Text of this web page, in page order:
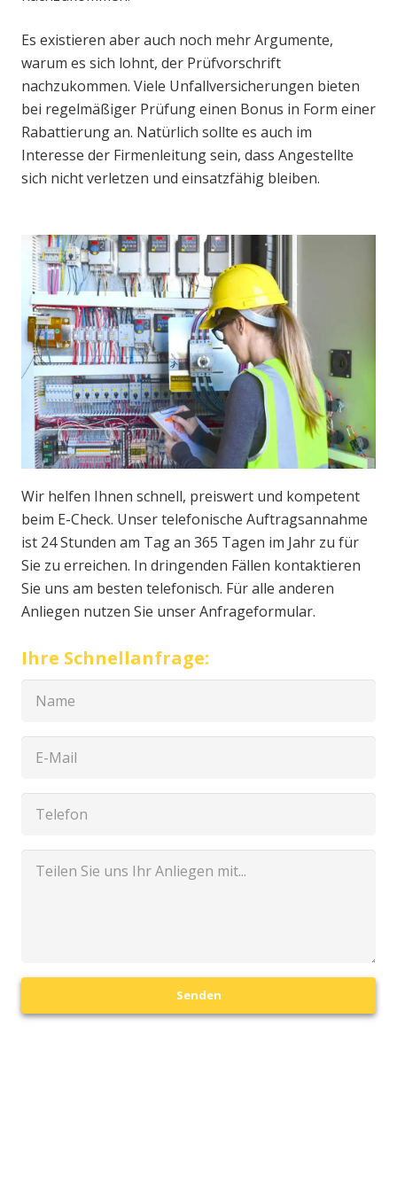
Es existieren aber auch noch mehr Argumente,
warum es sich lohnt, der Prüfvorschrift
nachzukommen. Viele Unfallversicherungen bieten
bei regelmäßiger Prüfung einen Bonus in Form einer
Rabattierung an. Natürlich sollte es auch im
Interesse der Firmenleitung sein, dass Angestellte
sich nicht verletzen und einsatzfähig bleiben.
Wir helfen Ihnen schnell, preiswert und kompetent
beim E-Check. Unser telefonische Auftragsannahme
ist 24 Stunden am Tag an 365 Tagen im Jahr zu für
Sie zu erreichen. In dringenden Fällen kontaktieren
Sie uns am besten telefonisch. Für alle anderen
Anliegen nutzen Sie unser Anfrageformular.
Ihre Schnellanfrage:
Senden